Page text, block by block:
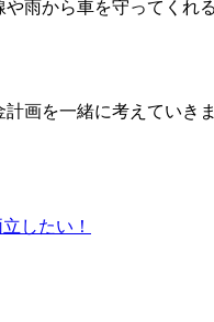
雨から車を守ってく
画を一緒に考えていき
したい！